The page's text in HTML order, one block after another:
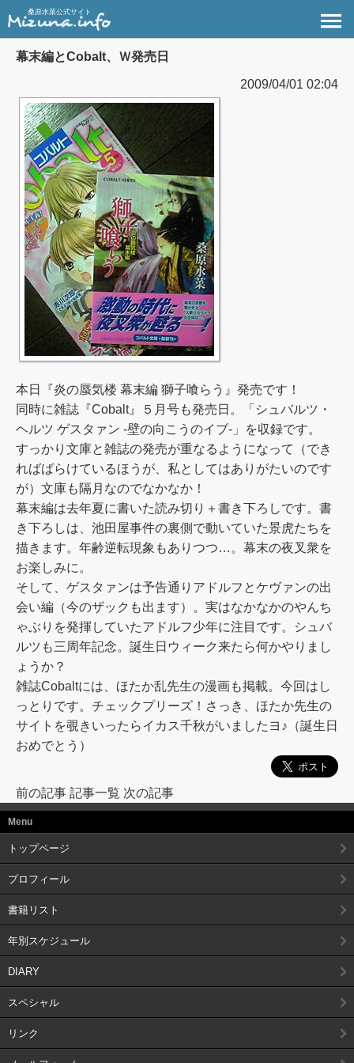
桑原水菜公式サイト
幕末編とCobalt、Ｗ発売日
2009/04/01 02:04
本日『炎の蜃気楼 幕末編 獅子喰らう』発売です！
同時に雑誌『Cobalt』５月号も発売日。「シュバルツ・
ヘルツ ゲスタァン -壁の向こうのイブ-」を収録です。
すっかり文庫と雑誌の発売が重なるようになって（でき
ればばらけているほうが、私としてはありがたいのです
が）文庫も隔月なのでなかなか！
幕末編は去年夏に書いた読み切り＋書き下ろしです。書
き下ろしは、池田屋事件の裏側で動いていた景虎たちを
描きます。年齢逆転現象もありつつ…。幕末の夜叉衆を
お楽しみに。
そして、ゲスタァンは予告通りアドルフとケヴァンの出
会い編（今のザックも出ます）。実はなかなかのやんち
ゃぶりを発揮していたアドルフ少年に注目です。シュバ
ルツも三周年記念。誕生日ウィーク来たら何かやりまし
ょうか？
雑誌Cobaltには、ほたか乱先生の漫画も掲載。今回はし
っとりです。チェックプリーズ！さっき、ほたか先生の
サイトを覗きいったらイカス千秋がいましたヨ♪（誕生日
おめでとう）
前の記事 記事一覧 次の記事
Menu
トップページ
プロフィール
書籍リスト
年別スケジュール
DIARY
スペシャル
リンク